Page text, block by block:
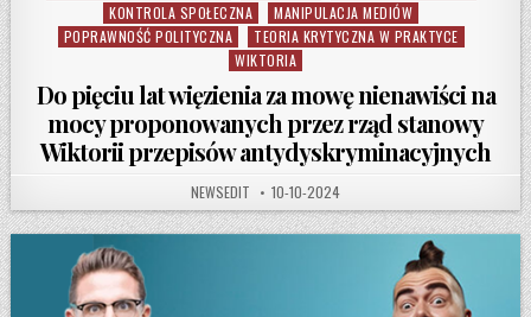
KONTROLA SPOŁECZNA
MANIPULACJA MEDIÓW
POPRAWNOŚĆ POLITYCZNA
TEORIA KRYTYCZNA W PRAKTYCE
WIKTORIA
Do pięciu lat więzienia za mowę nienawiści na
mocy proponowanych przez rząd stanowy
Wiktorii przepisów antydyskryminacyjnych
AUTHOR:
NEWSEDIT PUBLISHED DATE:
10-10-2024